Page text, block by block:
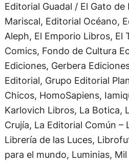
Editorial Guadal / El Gato
Mariscal, Editorial Océano,
Aleph, El Emporio Libros, El
Comics, Fondo de Cultura
Ediciones, Gerbera
Editorial, Grupo Editorial
Chicos, HomoSapiens,
Karlovich Libros, La Botica,
Crujía, La Editorial Común
Librería de las Luces,
para el mundo, Luminias,